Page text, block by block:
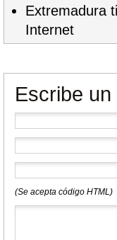
Extremadura
Internet
Escribe
(Se acepta código HTML)